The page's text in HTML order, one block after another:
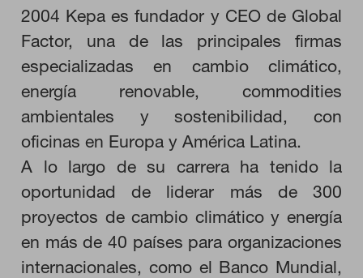
2004 Kepa es fundador y CEO de Global
Factor, una de las principales firmas
especializadas en cambio climático,
energía renovable, commodities
ambientales y sostenibilidad, con
oficinas en Europa y América Latina.
A lo largo de su carrera ha tenido la
oportunidad de liderar más de 300
proyectos de cambio climático y energía
en más de 40 países para organizaciones
internacionales, como el Banco Mundial,
RECHAZAR TODO
HABILITAR TODO
Cookies necesarias
no se pueden desactivar en nuestros sistemas. Puede
configurar su navegador para bloquear o alertar sobre estas
cookies, pero alguna áreas del sitio no funcionarán. Estas
cookies no almacenan ninguna información de identificación
personal.